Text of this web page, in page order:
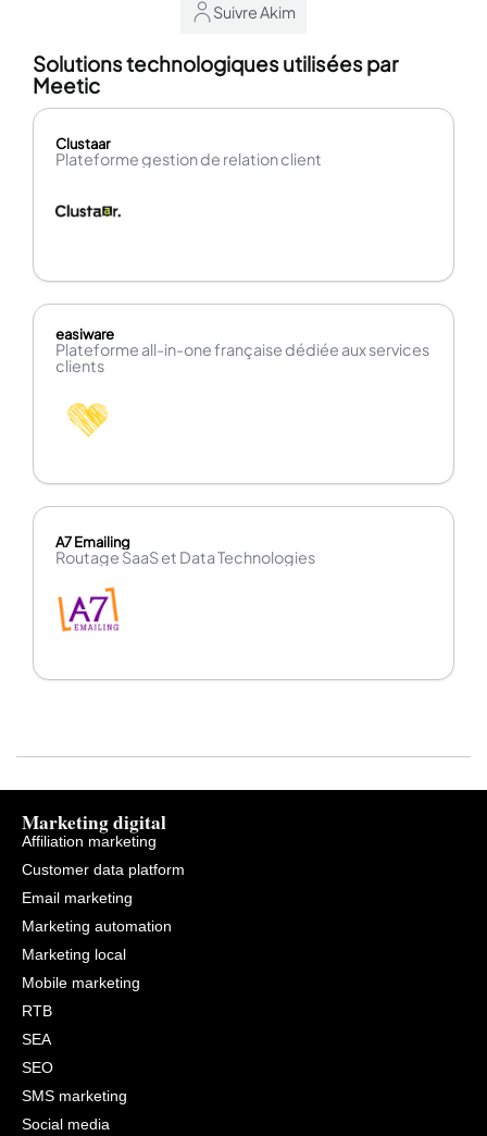
Suivre Akim
Solutions technologiques utilisées par
Meetic
Clustaar
Plateforme gestion de relation client
easiware
Plateforme all-in-one française dédiée aux services
clients
A7 Emailing
Routage SaaS et Data Technologies
Marketing digital
Affiliation marketing
Customer data platform
Email marketing
Marketing automation
Marketing local
Mobile marketing
RTB
SEA
SEO
SMS marketing
Social media